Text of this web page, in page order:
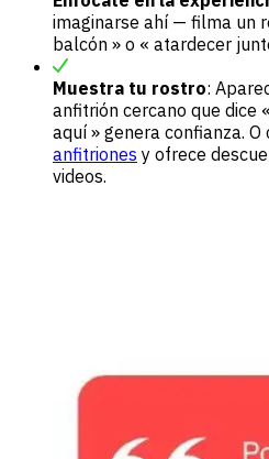
imaginarse ahí — filma un
balcón » o « atardecer
Muestra tu rostro:
anfitrión cercano que dice
aquí » genera confianza.
anfitriones y ofrece
videos.